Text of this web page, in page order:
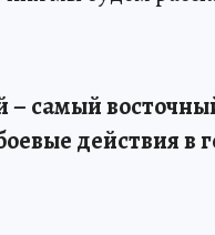
– самый
действия в